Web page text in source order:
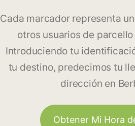
Cada marcador representa
otros usuarios de
Introduciendo tu
tu destino, predecimos tu
dirección en
Obtener Mi Hora